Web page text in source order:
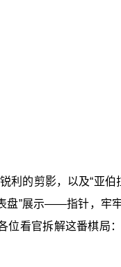
的剪影，以及“亚伯
盘”展示——指针，牢
看官拆解这番棋局